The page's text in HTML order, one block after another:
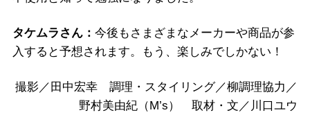
タケムラさん： 今後もさまざまなメーカーや商品が参
入すると予想されます。もう、楽しみでしかない！
撮影／田中宏幸 調理・スタイリング／柳調理協力／
野村美由紀（M’s） 取材・文／川口ユウ